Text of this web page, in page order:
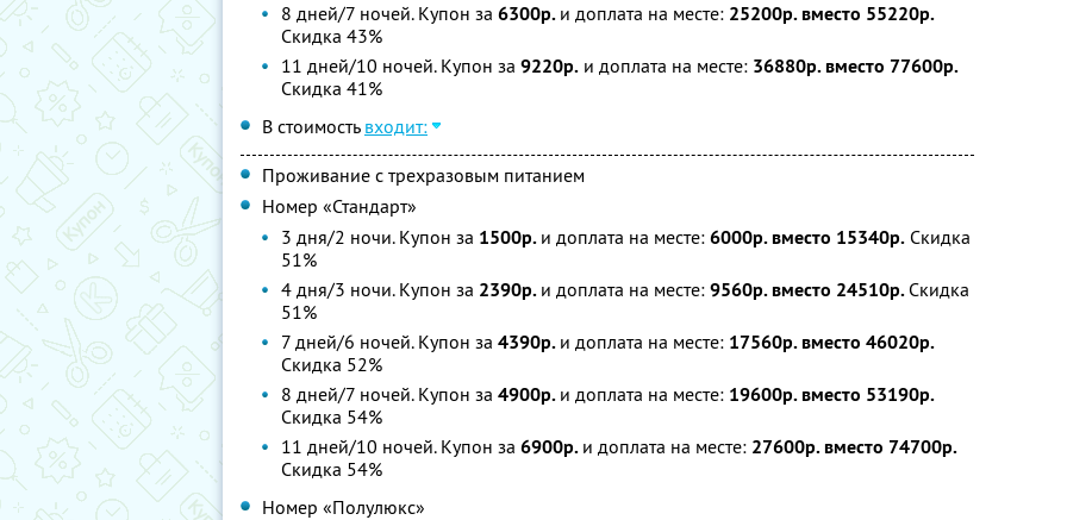
8 дней/7 ночей. Купон за 6300р. и доплата на месте: 25200р. вместо 55220р.
Скидка 43%
11 дней/10 ночей. Купон за 9220р. и доплата на месте: 36880р. вместо 77600р.
Скидка 41%
В стоимость входит:
Проживание с трехразовым питанием
Номер «Стандарт»
3 дня/2 ночи. Купон за 1500р. и доплата на месте: 6000р. вместо 15340р. Скидка
51%
4 дня/3 ночи. Купон за 2390р. и доплата на месте: 9560р. вместо 24510р. Скидка
51%
7 дней/6 ночей. Купон за 4390р. и доплата на месте: 17560р. вместо 46020р.
Скидка 52%
8 дней/7 ночей. Купон за 4900р. и доплата на месте: 19600р. вместо 53190р.
Скидка 54%
11 дней/10 ночей. Купон за 6900р. и доплата на месте: 27600р. вместо 74700р.
Скидка 54%
Номер «Полулюкс»